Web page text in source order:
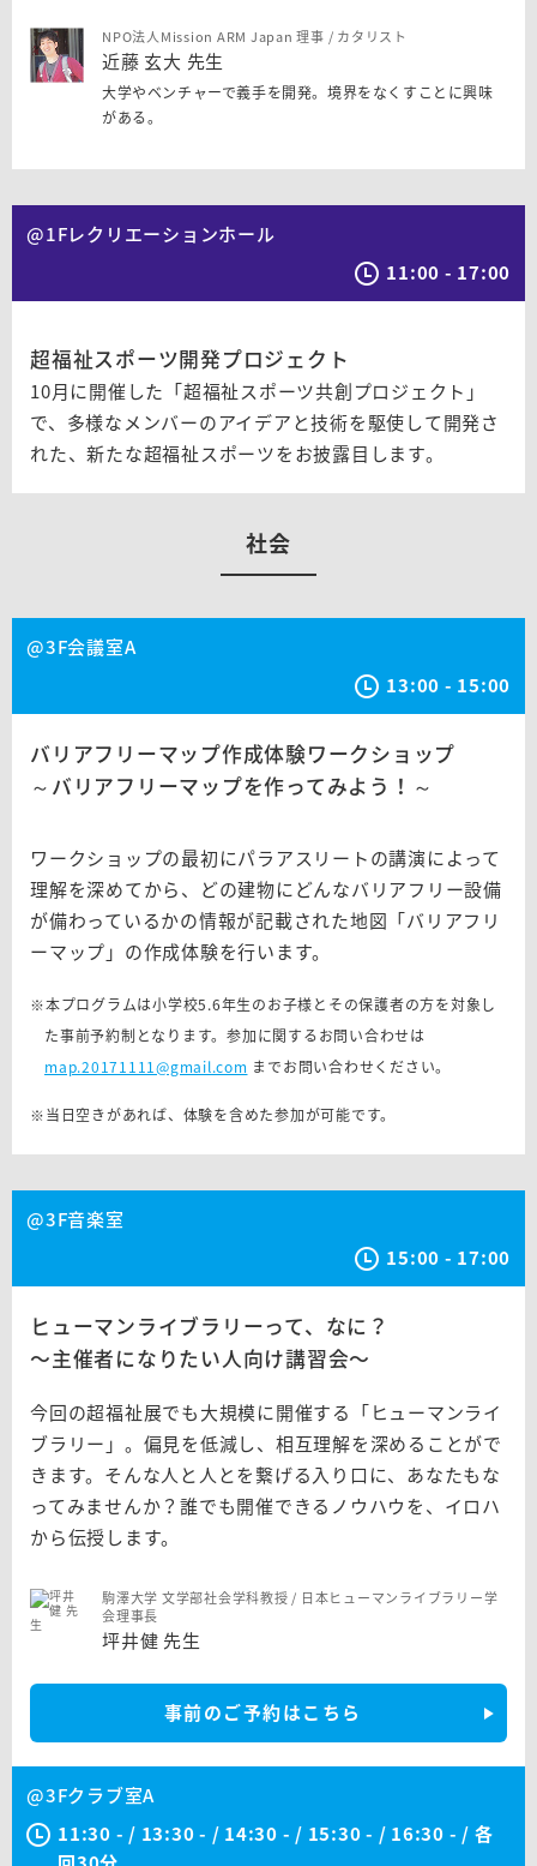
NPO法人Mission ARM Japan 理事 / カタリスト
近藤 玄大 先生
大学やベンチャーで義手を開発。境界をなくすことに興味
がある。
@1Fレクリエーションホール
11:00 - 17:00
超福祉スポーツ開発プロジェクト
10月に開催した「超福祉スポーツ共創プロジェクト」
で、多様なメンバーのアイデアと技術を駆使して開発さ
れた、新たな超福祉スポーツをお披露目します。
社会
@3F会議室A
13:00 - 15:00
バリアフリーマップ作成体験ワークショップ
～バリアフリーマップを作ってみよう！～
ワークショップの最初にパラアスリートの講演によって
理解を深めてから、どの建物にどんなバリアフリー設備
が備わっているかの情報が記載された地図「バリアフリ
ーマップ」の作成体験を行います。
※本プログラムは小学校5.6年生のお子様とその保護者の方を対象し
た事前予約制となります。参加に関するお問い合わせは
map.20171111@gmail.com までお問い合わせください。
※当日空きがあれば、体験を含めた参加が可能です。
@3F音楽室
15:00 - 17:00
ヒューマンライブラリーって、なに？
〜主催者になりたい人向け講習会〜
今回の超福祉展でも大規模に開催する「ヒューマンライ
ブラリー」。偏見を低減し、相互理解を深めることがで
きます。そんな人と人とを繋げる入り口に、あなたもな
ってみませんか？誰でも開催できるノウハウを、イロハ
から伝授します。
駒澤大学 文学部社会学科教授 / 日本ヒューマンライブラリー学
会理事長
坪井健 先生
事前のご予約はこちら
@3Fクラブ室A
11:30 - / 13:30 - / 14:30 - / 15:30 - / 16:30 - / 各